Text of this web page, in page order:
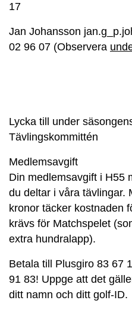
17
Jan Johansson
02 96 07 (Observera
Lycka till under
Tävlingskommittén
Medlemsavgift
Din medlemsavgift i H55
du deltar i våra tävlingar.
kronor täcker kostnaden
krävs för Matchspelet
extra hundralapp).
Betala till Plusgiro 83 67
91 83! Uppge att det
ditt namn och ditt golf-ID.